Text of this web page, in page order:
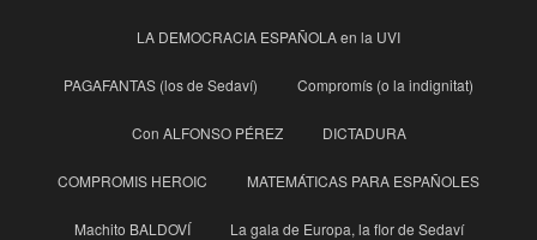
LA DEMOCRACIA ESPAÑOLA en la UVI
PAGAFANTAS (los de Sedaví) Compromís (o la indignitat)
Con ALFONSO PÉREZ DICTADURA
COMPROMIS HEROIC MATEMÁTICAS PARA ESPAÑOLES
Machito BALDOVÍ La gala de Europa, la flor de Sedaví